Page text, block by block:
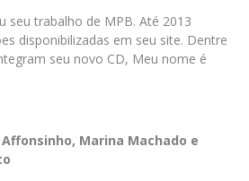
seu trabalho de MPB. Até 2013
disponibilizadas em seu site. Dentre
seu novo CD, Meu nome é
Marina Machado e